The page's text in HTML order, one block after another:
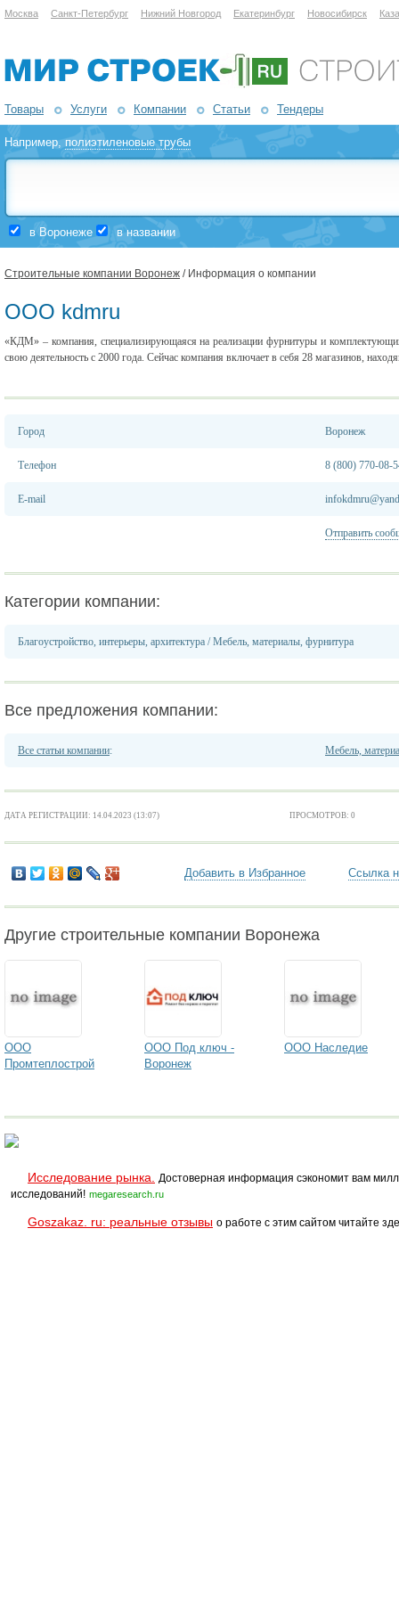
Москва Санкт-Петербург Нижний Новгород Екатеринбург Новосибирск
Товары Услуги Компании Статьи Тендеры
Например,полиэтиленовые трубы
в Воронеже в названии
Строительные компании Воронеж / Информация о компании
ООО kdmru
«КДМ» – компания, специализирующаяся на реализации фурнитуры и
свою деятельность с 2000 года. Сейчас компания включает в себя 28 магазинов,
Город Воронеж
Телефон 8 (800) 770-08-
E-mail
Отправить
Категории компании:
Благоустройство, интерьеры, архитектура /Мебель, материалы, фурнитура
Все предложения компании:
Все статьи компании: Мебель,
ДАТА РЕГИСТРАЦИИ: 14.04.2023 (13:07) ПРОСМОТРОВ: 0
Добавить в Избранное Ссылка
Другие строительные компании Воронежа
ООО
Промтеплострой
ООО Под ключ -
Воронеж
ООО Наследие
Исследование рынка.
Достоверная информация сэкономит вам
исследований! megaresearch.ru
Goszakaz. ru: реальные отзывы о работе с этим сайтом читайте